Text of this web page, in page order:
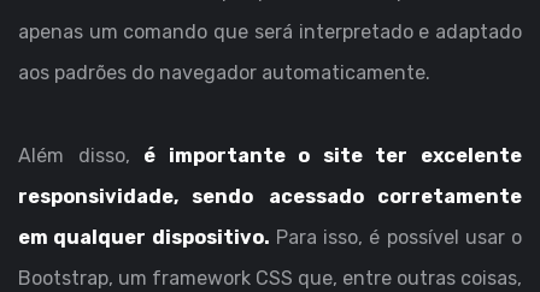
apenas um comando que será interpretado e adaptado
aos padrões do navegador automaticamente.
Além disso, é importante o site ter excelente
responsividade, sendo
acessado corretamente
em qualquer dispositivo. Para isso, é possível usar o
Bootstrap, um framework CSS que, entre outras coisas,